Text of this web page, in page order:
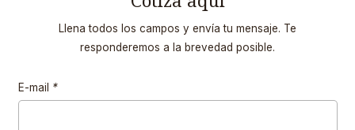
Llena todos los campos y envía tu mensaje. Te
responderemos a la brevedad posible.
E-mail *